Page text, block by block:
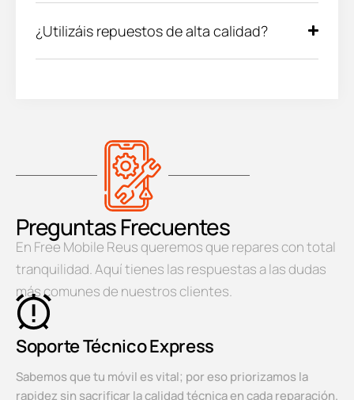
¿Utilizáis repuestos de alta calidad?
Preguntas Frecuentes
En Free Mobile Reus queremos que repares con total
tranquilidad. Aquí tienes las respuestas a las dudas
más comunes de nuestros clientes.
Soporte Técnico Express
Sabemos que tu móvil es vital; por eso priorizamos la
rapidez sin sacrificar la calidad técnica en cada reparación.